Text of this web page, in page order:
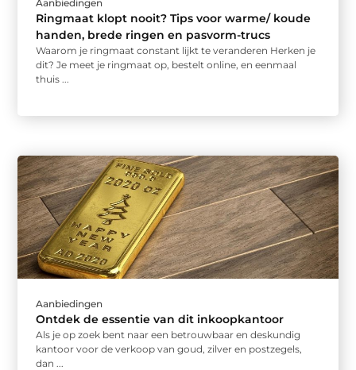
Aanbiedingen
Ringmaat klopt nooit? Tips voor warme/ koude
handen, brede ringen en pasvorm-trucs
Waarom je ringmaat constant lijkt te veranderen Herken je
dit? Je meet je ringmaat op, bestelt online, en eenmaal
thuis ...
Aanbiedingen
Ontdek de essentie van dit inkoopkantoor
Als je op zoek bent naar een betrouwbaar en deskundig
kantoor voor de verkoop van goud, zilver en postzegels,
dan ...